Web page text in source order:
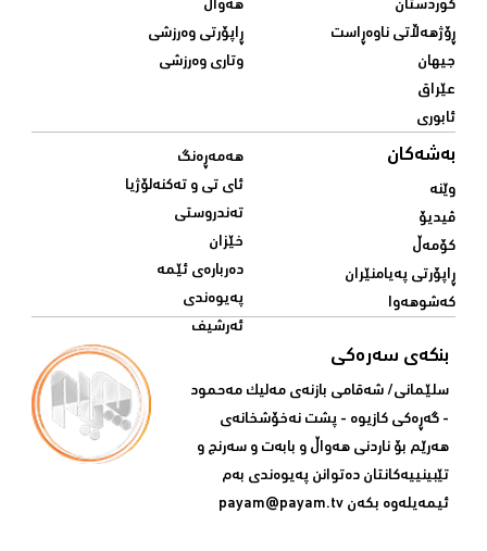
کوردستان
ڕۆژهەڵاتی ناوەڕاست
جیهان
عێراق
ئابوری
هەواڵ
ڕاپۆرتی وەرزشی
وتاری وەرزشی
بەشەکان
وێنە
ڤیدیۆ
کۆمەڵ
ڕاپۆرتی پەیامنێران
کەشوهەوا
هەمەڕەنگ
ئای تی و تەکنەلۆژیا
تەندروستی
خێزان
دەربارەی ئێمە
پەیوەندی
ئەرشیف
بنکەی سەرەکی
سلێمانی/ شه‌قامی بازنه‌ی مه‌لیک مه‌حمود
- گه‌ڕه‌کی کازیوه‌ - پشت نه‌خۆشخانه‌ی‌
هه‌رێم بۆ ناردنی‌ هه‌واڵ و بابه‌ت و سه‌رنج و
تێبینییه‌كانتان ده‌توانن په‌یوه‌ندی‌ به‌م
ئیمه‌یله‌وه‌ بكه‌ن payam@payam.tv